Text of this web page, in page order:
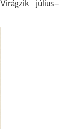
július–